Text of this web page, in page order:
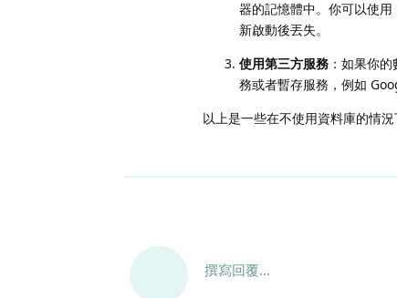
器的記憶體中。你可以使
新啟動後丟失。
使用第三方服務 ：如果你
務或者暫存服務，例如
以上是一些在不使用資料庫的情
撰寫回覆...